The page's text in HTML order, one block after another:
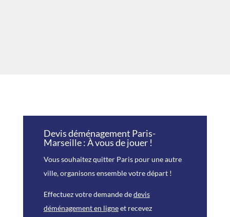
Devis déménagement Paris-
Marseille : À vous de jouer !
Vous souhaitez quitter Paris pour une autre
ville, organisons ensemble votre départ !
Effectuez votre demande dedevis
déménagement en ligneet recevez